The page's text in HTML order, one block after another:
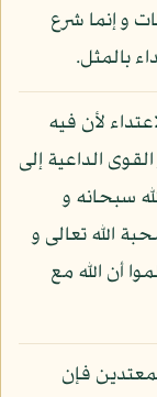
و إنما شرع
بالمثل.
لأن فيه
الداعية إلى
سبحانه و
الله تعالى و
أن الله مع
فإن